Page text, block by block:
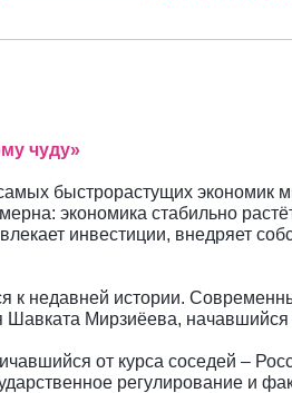
чуду»
быстрорастущих
экономика стабильно
инвестиции, внедряет
к недавней истории.
Шавката Мирзиёева,
от курса соседей –
регулирование и